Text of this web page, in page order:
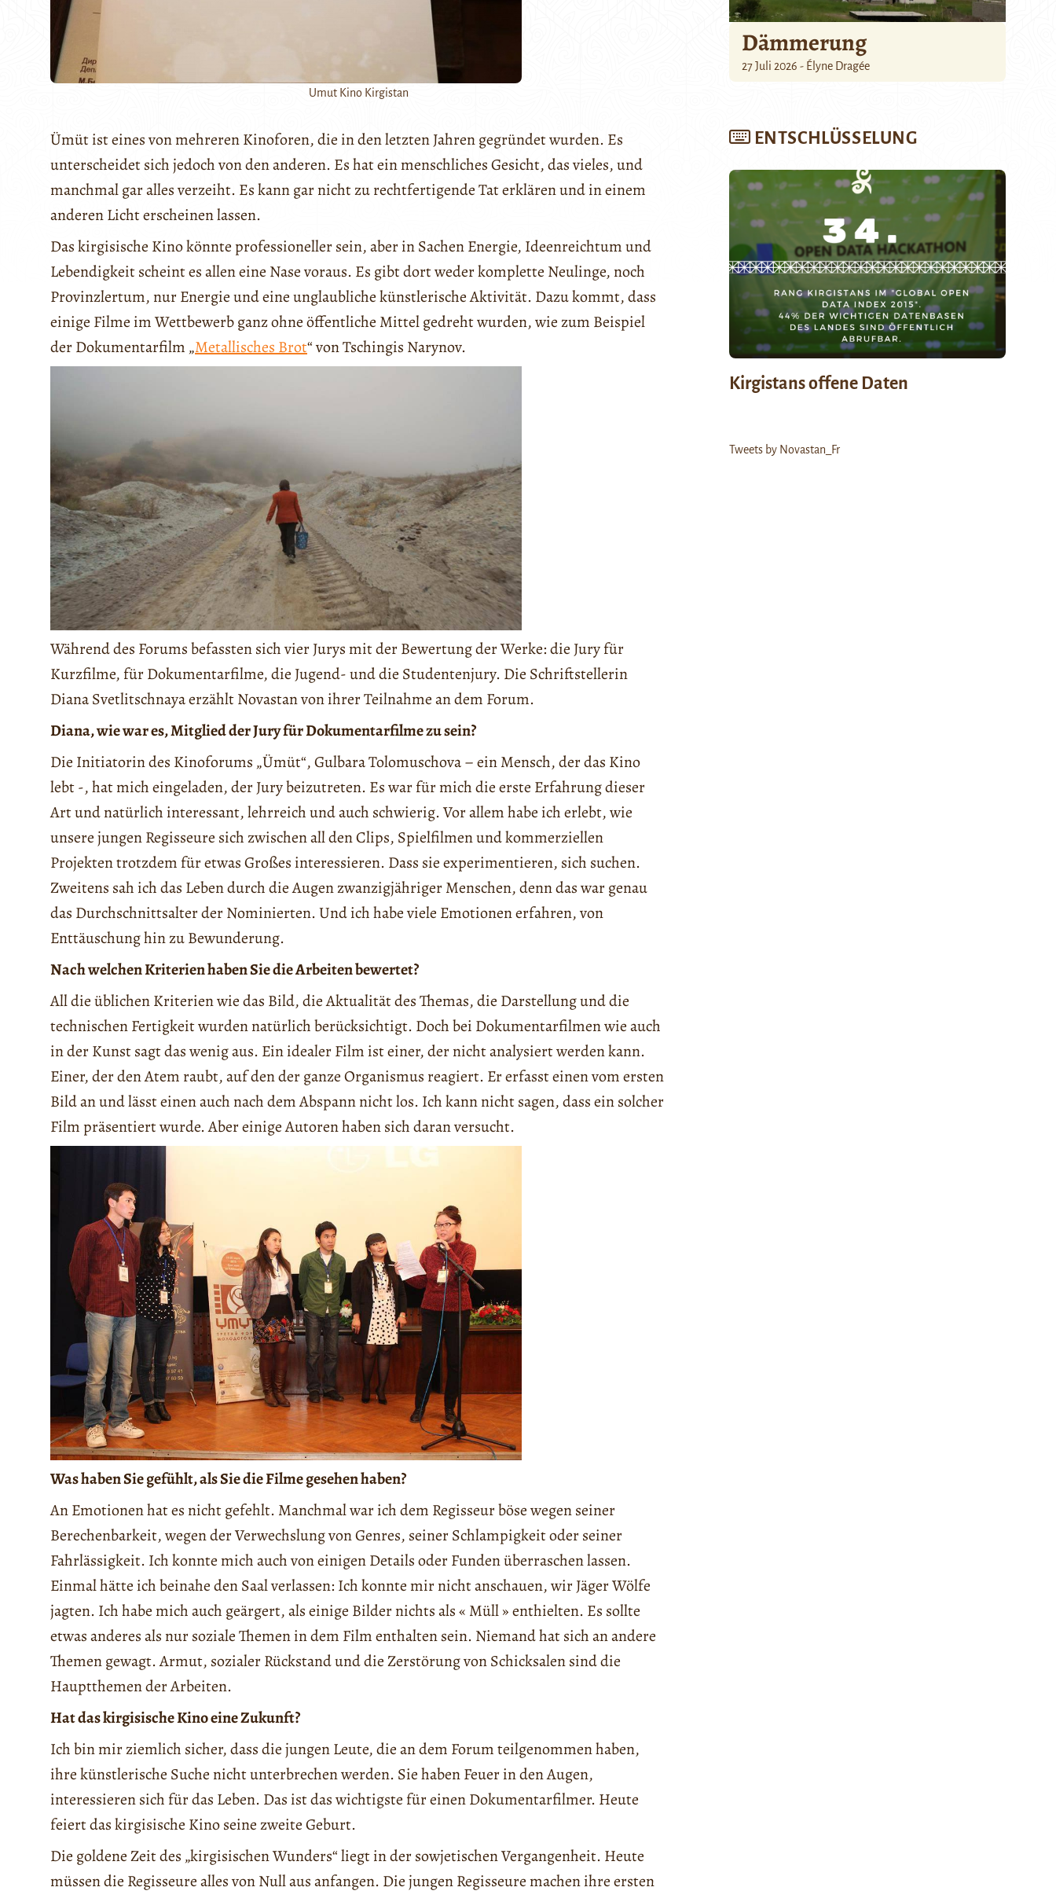
Umut Kino Kirgistan
Ümüt ist eines von mehreren Kinoforen, die in den letzten Jahren gegründet wurden. Es
unterscheidet sich jedoch von den anderen. Es hat ein menschliches Gesicht, das vieles, und
manchmal gar alles verzeiht. Es kann gar nicht zu rechtfertigende Tat erklären und in einem
anderen Licht erscheinen lassen.
Das kirgisische Kino könnte professioneller sein, aber in Sachen Energie, Ideenreichtum und
Lebendigkeit scheint es allen eine Nase voraus. Es gibt dort weder komplette Neulinge, noch
Provinzlertum, nur Energie und eine unglaubliche künstlerische Aktivität. Dazu kommt, dass
einige Filme im Wettbewerb ganz ohne öffentliche Mittel gedreht wurden, wie zum Beispiel
der Dokumentarfilm „Metallisches Brot“ von Tschingis Narynov.
Während des Forums befassten sich vier Jurys mit der Bewertung der Werke: die Jury für
Kurzfilme, für Dokumentarfilme, die Jugend- und die Studentenjury. Die Schriftstellerin
Diana Svetlitschnaya erzählt Novastan von ihrer Teilnahme an dem Forum.
Diana, wie war es, Mitglied der Jury für Dokumentarfilme zu sein?
Die Initiatorin des Kinoforums „Ümüt“, Gulbara Tolomuschova – ein Mensch, der das Kino
lebt -, hat mich eingeladen, der Jury beizutreten. Es war für mich die erste Erfahrung dieser
Art und natürlich interessant, lehrreich und auch schwierig. Vor allem habe ich erlebt, wie
unsere jungen Regisseure sich zwischen all den Clips, Spielfilmen und kommerziellen
Projekten trotzdem für etwas Großes interessieren. Dass sie experimentieren, sich suchen.
Zweitens sah ich das Leben durch die Augen zwanzigjähriger Menschen, denn das war genau
das Durchschnittsalter der Nominierten. Und ich habe viele Emotionen erfahren, von
Enttäuschung hin zu Bewunderung.
Nach welchen Kriterien haben Sie die Arbeiten bewertet?
All die üblichen Kriterien wie das Bild, die Aktualität des Themas, die Darstellung und die
technischen Fertigkeit wurden natürlich berücksichtigt. Doch bei Dokumentarfilmen wie auch
in der Kunst sagt das wenig aus. Ein idealer Film ist einer, der nicht analysiert werden kann.
Einer, der den Atem raubt, auf den der ganze Organismus reagiert. Er erfasst einen vom ersten
Bild an und lässt einen auch nach dem Abspann nicht los. Ich kann nicht sagen, dass ein solcher
Film präsentiert wurde. Aber einige Autoren haben sich daran versucht.
Was haben Sie gefühlt, als Sie die Filme gesehen haben?
An Emotionen hat es nicht gefehlt. Manchmal war ich dem Regisseur böse wegen seiner
Berechenbarkeit, wegen der Verwechslung von Genres, seiner Schlampigkeit oder seiner
Fahrlässigkeit. Ich konnte mich auch von einigen Details oder Funden überraschen lassen.
Einmal hätte ich beinahe den Saal verlassen: Ich konnte mir nicht anschauen, wir Jäger Wölfe
jagten. Ich habe mich auch geärgert, als einige Bilder nichts als « Müll » enthielten. Es sollte
etwas anderes als nur soziale Themen in dem Film enthalten sein. Niemand hat sich an andere
Themen gewagt. Armut, sozialer Rückstand und die Zerstörung von Schicksalen sind die
Hauptthemen der Arbeiten.
Hat das kirgisische Kino eine Zukunft?
Ich bin mir ziemlich sicher, dass die jungen Leute, die an dem Forum teilgenommen haben,
ihre künstlerische Suche nicht unterbrechen werden. Sie haben Feuer in den Augen,
interessieren sich für das Leben. Das ist das wichtigste für einen Dokumentarfilmer. Heute
feiert das kirgisische Kino seine zweite Geburt.
Die goldene Zeit des „kirgisischen Wunders“ liegt in der sowjetischen Vergangenheit. Heute
müssen die Regisseure alles von Null aus anfangen. Die jungen Regisseure machen ihre ersten
Dämmerung
27 Juli 2026 - Élyne Dragée
ENTSCHLÜSSELUNG
Kirgistans offene Daten
Tweets by Novastan_Fr